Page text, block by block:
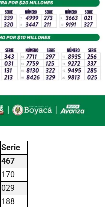
Serie
467
170
029
188